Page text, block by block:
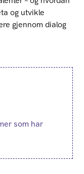
og utvikle
gjennom dialog
som har